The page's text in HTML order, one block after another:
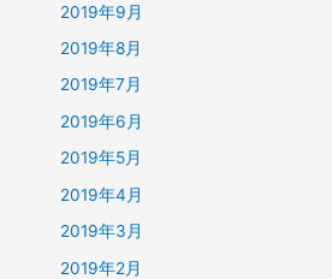
2019年9月
2019年8月
2019年7月
2019年6月
2019年5月
2019年4月
2019年3月
2019年2月